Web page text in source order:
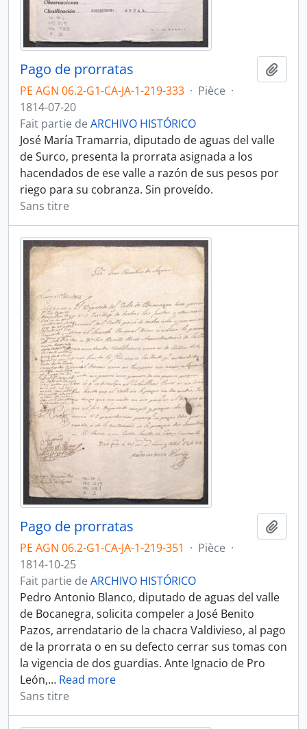
Pago de prorratas
PE AGN 06.2-G1-CA-JA-1-219-333 · Pièce ·
1814-07-20
Fait partie de ARCHIVO HISTÓRICO
José María Tramarria, diputado de aguas del valle
de Surco, presenta la prorrata asignada a los
hacendados de ese valle a razón de sus pesos por
riego para su cobranza. Sin proveído.
Sans titre
Pago de prorratas
PE AGN 06.2-G1-CA-JA-1-219-351 · Pièce ·
1814-10-25
Fait partie de ARCHIVO HISTÓRICO
Pedro Antonio Blanco, diputado de aguas del valle
de Bocanegra, solicita compeler a José Benito
Pazos, arrendatario de la chacra Valdivieso, al pago
de la prorrata o en su defecto cerrar sus tomas con
la vigencia de dos guardias. Ante Ignacio de Pro
León,… Read more
Sans titre